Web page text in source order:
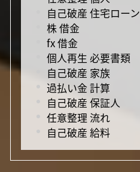
自己破産 住宅ローン
株 借金
fx 借金
個人再生 必要書類
自己破産 家族
過払い金 計算
自己破産 保証人
任意整理 流れ
自己破産 給料